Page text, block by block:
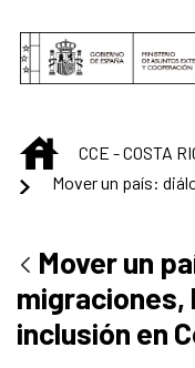
INICIO
CCE - COSTA
Mover un
migraciones,
inclusión en